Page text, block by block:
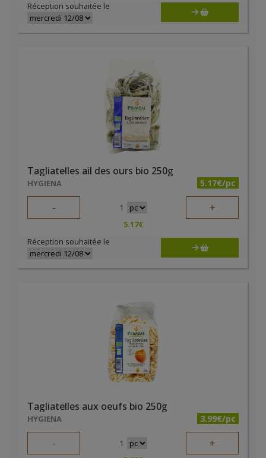
Réception souhaitée le
Tagliatelles ail des ours bio 250g
HYGIENA 5.17€/pc
- 1 +
5.17€
Réception souhaitée le
Tagliatelles aux oeufs bio 250g
HYGIENA 3.99€/pc
- 1 +